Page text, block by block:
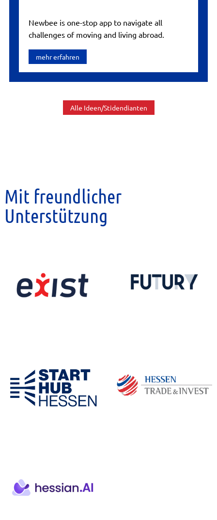
Newbee is one-stop app to navigate all
challenges of moving and living abroad.
mehr erfahren
Alle Ideen/Stidendianten
Mit freundlicher
Unterstützung